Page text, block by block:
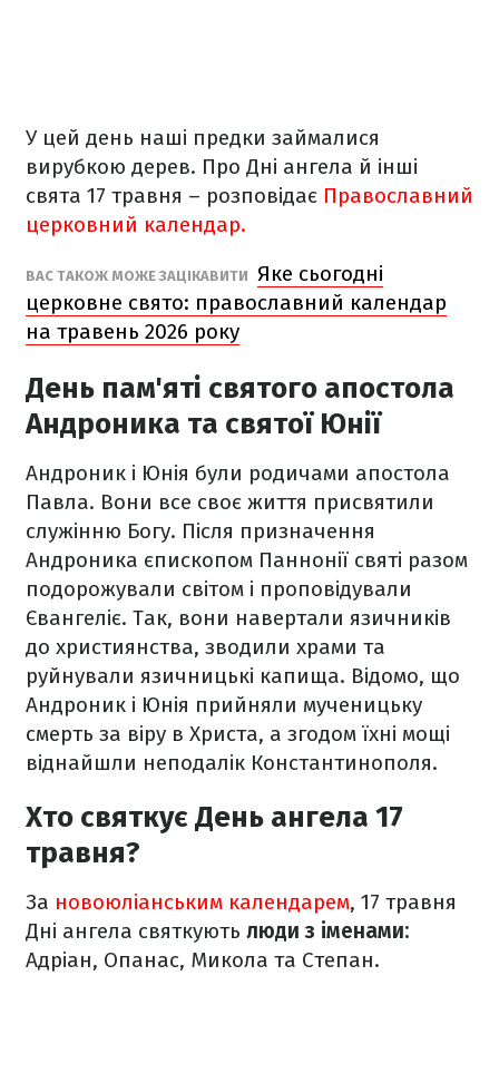
У цей день наші предки займалися
вирубкою дерев. Про Дні ангела й інші
свята 17 травня – розповідає Православний
церковний календар.
ВАС ТАКОЖ МОЖЕ ЗАЦІКАВИТИ Яке сьогодні
церковне свято: православний календар
на травень 2026 року
День пам'яті святого апостола
Андроника та святої Юнії
Андроник і Юнія були родичами апостола
Павла. Вони все своє життя присвятили
служінню Богу. Після призначення
Андроника єпископом Паннонії святі разом
подорожували світом і проповідували
Євангеліє. Так, вони навертали язичників
до християнства, зводили храми та
руйнували язичницькі капища. Відомо, що
Андроник і Юнія прийняли мученицьку
смерть за віру в Христа, а згодом їхні мощі
віднайшли неподалік Константинополя.
Хто святкує День ангела 17
травня?
За новоюліанським календарем, 17 травня
Дні ангела святкують люди з іменами:
Адріан, Опанас, Микола та Степан.